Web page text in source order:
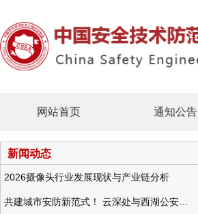
网站首页 通知公告
新闻动态
2026摄像头行业发展现状与产业链分析